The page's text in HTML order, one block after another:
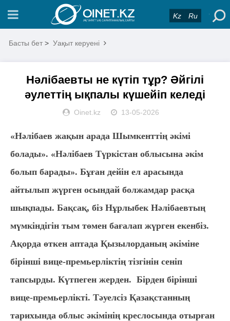
Kz Ru
Басты бет > Уақыт керуені
Нәлібаевты не күтіп тұр? Әйгілі
әулеттің ықпалы күшейіп келеді
Oinet.kz 13-05-2026
«Нәлібаев жақын арада Шымкенттің әкімі
болады». «Нәлібаев Түркістан облысына әкім
болып барады». Бұған дейін ел арасында
айтылып жүрген осындай болжамдар расқа
шықпады. Бақсақ, біз Нұрлыбек Нәлібаевтың
мүмкіндігін тым төмен бағалап жүрген екенбіз.
Ақорда өткен аптада Қызылорданың әкіміне
бірінші вице-премьерліктің тізгінін сеніп
тапсырды. Күтпеген жерден. Бірден бірінші
вице-премьерлікті. Тәуелсіз Қазақстанның
тарихында облыс әкімінің креслосында отырған